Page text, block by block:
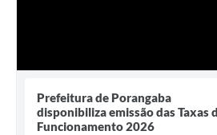
Prefeitura de Porangaba
disponibiliza emissão das Taxas
Funcionamento 2026